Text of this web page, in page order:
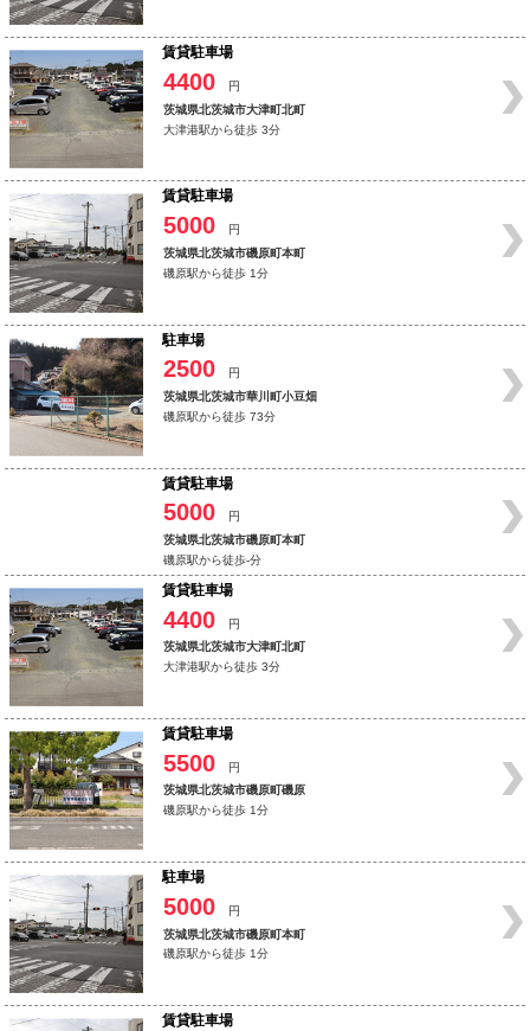
賃貸駐車場
4400
円
茨城県北茨城市大津町北町
大津港駅から徒歩 3分
賃貸駐車場
5000
円
茨城県北茨城市磯原町本町
磯原駅から徒歩 1分
駐車場
2500
円
茨城県北茨城市華川町小豆畑
磯原駅から徒歩 73分
賃貸駐車場
5000
円
茨城県北茨城市磯原町本町
磯原駅から徒歩-分
賃貸駐車場
4400
円
茨城県北茨城市大津町北町
大津港駅から徒歩 3分
賃貸駐車場
5500
円
茨城県北茨城市磯原町磯原
磯原駅から徒歩 1分
駐車場
5000
円
茨城県北茨城市磯原町本町
磯原駅から徒歩 1分
賃貸駐車場